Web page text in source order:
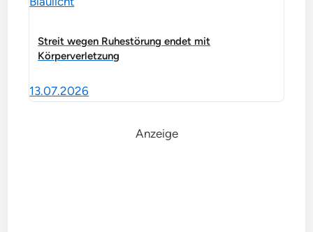
Streit wegen Ruhestörung endet mit
Körperverletzung
13.07.2026
Anzeige